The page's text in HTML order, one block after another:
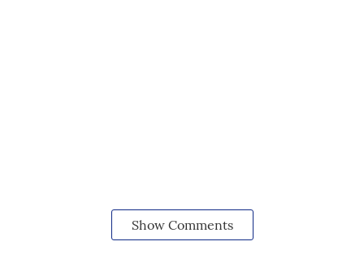
Show Comments